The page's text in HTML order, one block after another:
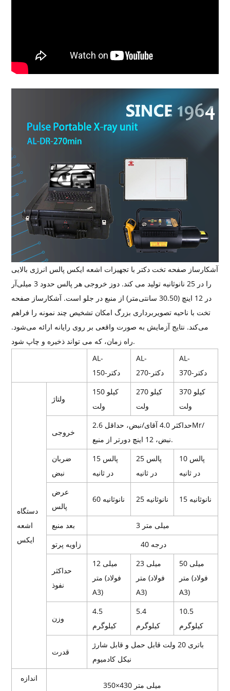
آشکارساز صفحه تخت دکتر با تجهیزات اشعه ایکس پالس انرژی بالایی
را در 25 نانوثانیه تولید می کند. دوز خروجی هر پالس حدود 3 میلی‌آر
در 12 اینچ (30.50 سانتی‌متر) از منبع در جلو است. آشکارساز صفحه
تخت با ناحیه تصویربرداری بزرگ امکان تشخیص چند نمونه را فراهم
می‌کند. نتایج آزمایش به صورت واقعی بر روی رایانه ارائه می‌شود.
راه زمان، که می تواند ذخیره و چاپ شود.
AL-
دکتر-150
AL-
دکتر-270
AL-
دکتر-370
دستگاه
اشعه
ایکس
ولتاژ
150 کیلو
ولت
270 کیلو
ولت
370 کیلو
ولت
خروجی
حداکثر 4.0 آقای/نبض، حداقل 2.6Mr/
نبض، 12 اینچ دورتر از منبع.
ضربان
نبض
15 پالس
در ثانیه
25 پالس
در ثانیه
10 پالس
در ثانیه
عرض
پالس
60 نانوثانیه 25 نانوثانیه 15 نانوثانیه
بعد منبع
3 میلی متر
زاویه پرتو
40 درجه
حداکثر
نفوذ
12 میلی
متر (فولاد
A3)
23 میلی
متر (فولاد
A3)
50 میلی
متر (فولاد
A3)
وزن
4.5
کیلوگرم
5.4
کیلوگرم
10.5
کیلوگرم
قدرت
باتری 20 ولت قابل حمل و قابل شارژ
نیکل کادمیوم
اندازه
350×430 میلی متر